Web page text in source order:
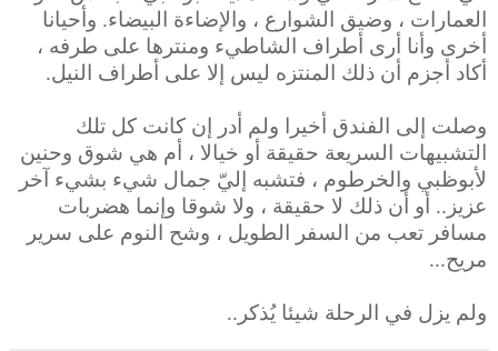
العمارات ، وضيق الشوارع ، والإضاءة البيضاء. وأحيانا
أخرى وأنا أرى أطراف الشاطيء ومنترها على طرفه ،
أكاد أجزم أن ذلك المنتزه ليس إلا على أطراف النيل.
وصلت إلى الفندق أخيرا ولم أدر إن كانت كل تلك
التشبيهات السريعة حقيقة أو خيالا ، أم هي شوق وحنين
لأبوظبي والخرطوم ، فتشبه إليّ جمال شيء بشيء آخر
عزيز.. أو أن ذلك لا حقيقة ، ولا شوقا وإنما هضربات
مسافر تعب من السفر الطويل ، وشح النوم على سرير
مريح...
ولم يزل في الرحلة شيئا يُذكر..